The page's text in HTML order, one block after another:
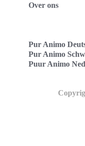
Over ons
Pur Animo
Pur Animo
Puur Animo